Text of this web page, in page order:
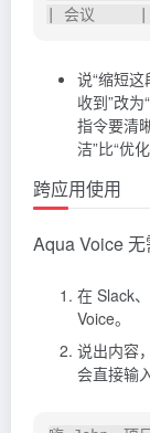
说“缩短
收到”改为
指令要清
洁”比“优
跨应用使用
Aqua Voice 无
在 Slack
Voice。
说出内容
会直接输入